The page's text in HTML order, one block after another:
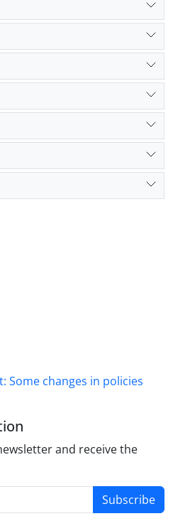
changes in policies
and receive the
Subscribe